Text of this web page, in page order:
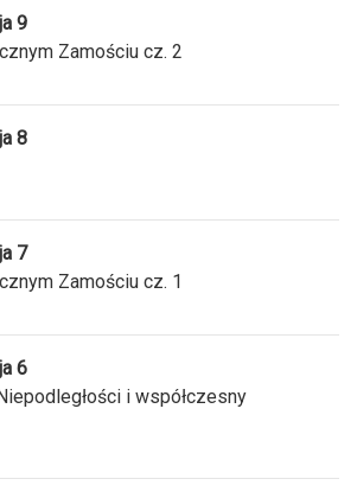
9
Zamościu cz. 2
8
7
Zamościu cz. 1
6
i współczesny